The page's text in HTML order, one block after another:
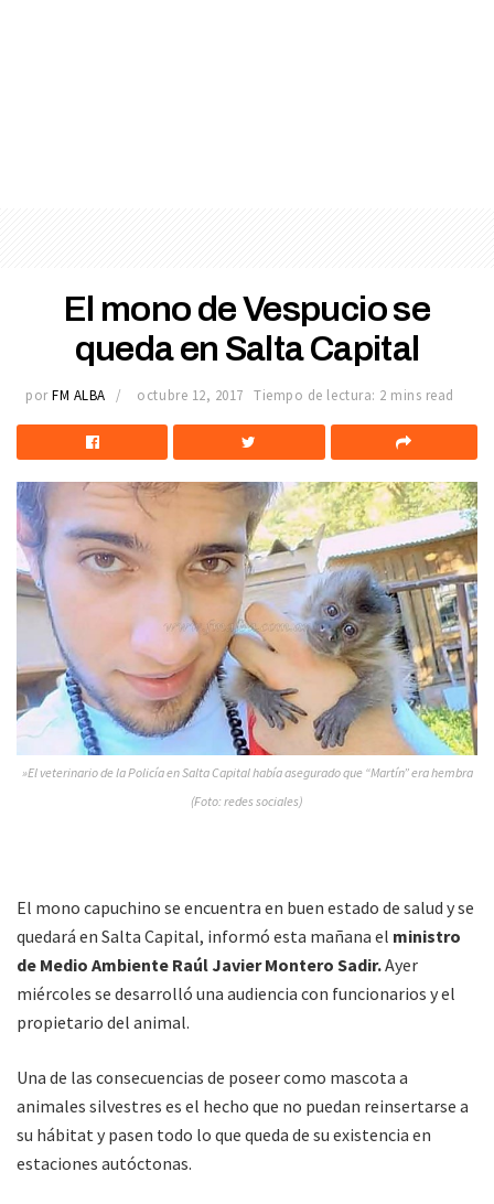
El mono de Vespucio se
queda en Salta Capital
por FM ALBA octubre 12, 2017 Tiempo de lectura: 2 mins read
»El veterinario de la Policía en Salta Capital había asegurado que “Martín” era hembra
(Foto: redes sociales)
El mono capuchino se encuentra en buen estado de salud y se
quedará en Salta Capital, informó esta mañana el ministro
de Medio Ambiente Raúl Javier Montero Sadir.Ayer
miércoles se desarrolló una audiencia con funcionarios y el
propietario del animal.
Una de las consecuencias de poseer como mascota a
animales silvestres es el hecho que no puedan reinsertarse a
su hábitat y pasen todo lo que queda de su existencia en
estaciones autóctonas.